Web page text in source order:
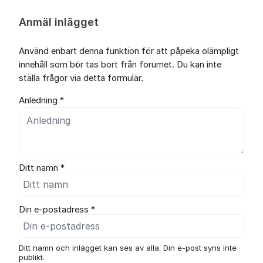
Anmäl inlägget
Använd enbart denna funktion för att påpeka olämpligt
innehåll som bör tas bort från forumet. Du kan inte
ställa frågor via detta formulär.
Anledning *
Ditt namn *
Din e-postadress *
Ditt namn och inlägget kan ses av alla. Din e-post syns inte
publikt.